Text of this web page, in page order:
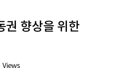
권 향상을 위한
Views